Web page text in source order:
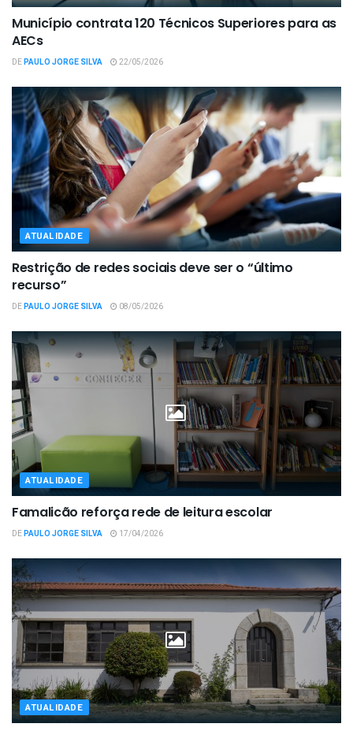
Município contrata 120 Técnicos Superiores para as
AECs
DEPAULO JORGE SILVA 22/05/2026
ATUALIDADE
Restrição de redes sociais deve ser o “último
recurso”
DEPAULO JORGE SILVA 08/05/2026
ATUALIDADE
Famalicão reforça rede de leitura escolar
DEPAULO JORGE SILVA 17/04/2026
ATUALIDADE